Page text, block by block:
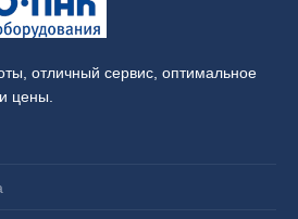
отличный сервис, оптимальное
цены.